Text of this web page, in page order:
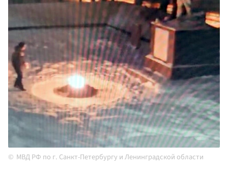
МВД РФ по г. Санкт-Петербургу и Ленинградской области